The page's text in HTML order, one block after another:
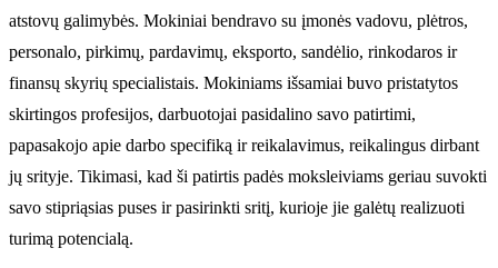
atstovų galimybės. Mokiniai bendravo su įmonės vadovu, plėtros,
personalo, pirkimų, pardavimų, eksporto, sandėlio, rinkodaros ir
finansų skyrių specialistais. Mokiniams išsamiai buvo pristatytos
skirtingos profesijos, darbuotojai pasidalino savo patirtimi,
papasakojo apie darbo specifiką ir reikalavimus, reikalingus dirbant
jų srityje. Tikimasi, kad ši patirtis padės moksleiviams geriau suvokti
savo stipriąsias puses ir pasirinkti sritį, kurioje jie galėtų realizuoti
turimą potencialą.